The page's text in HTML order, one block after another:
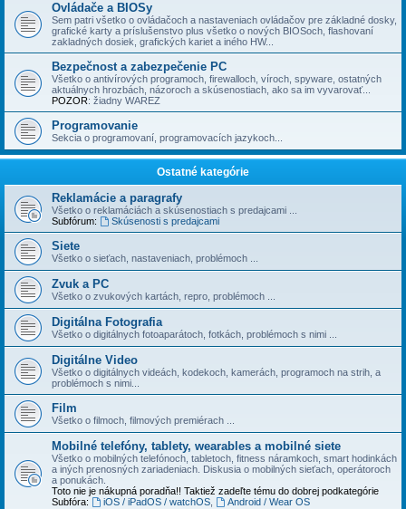
Ovládače a BIOSy
Sem patri všetko o ovládačoch a nastaveniach ovládačov pre základné dosky,
grafické karty a príslušenstvo plus všetko o nových BIOSoch, flashovaní
zakladných dosiek, grafických kariet a iného HW...
Bezpečnost a zabezpečenie PC
Všetko o antivírových programoch, firewalloch, víroch, spyware, ostatných
aktuálnych hrozbách, názoroch a skúsenostiach, ako sa im vyvarovať...
POZOR: žiadny WAREZ
Programovanie
Sekcia o programovaní, programovacích jazykoch...
Ostatné kategórie
Reklamácie a paragrafy
Všetko o reklamáciách a skúsenostiach s predajcami ...
Subfórum:
Skúsenosti s predajcami
Siete
Všetko o sieťach, nastaveniach, problémoch ...
Zvuk a PC
Všetko o zvukových kartách, repro, problémoch ...
Digitálna Fotografia
Všetko o digitálnych fotoaparátoch, fotkách, problémoch s nimi ...
Digitálne Video
Všetko o digitálnych videách, kodekoch, kamerách, programoch na strih, a
problémoch s nimi...
Film
Všetko o filmoch, filmových premiérach ...
Mobilné telefóny, tablety, wearables a mobilné siete
Všetko o mobilných telefónoch, tabletoch, fitness náramkoch, smart hodinkách
a iných prenosných zariadeniach. Diskusia o mobilných sieťach, operátoroch
a ponukách.
Toto nie je nákupná poradňa!! Taktiež zadeľte tému do dobrej podkategórie
Subfóra:
iOS / iPadOS / watchOS, Android / Wear OS